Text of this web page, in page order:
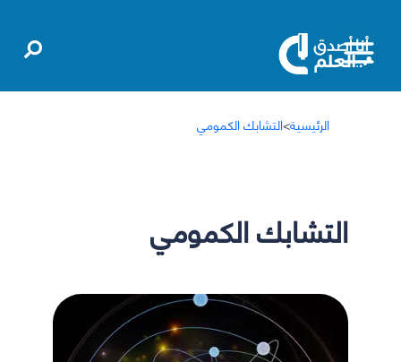
الرئيسية>التشابك الكمومي
التشابك الكمومي